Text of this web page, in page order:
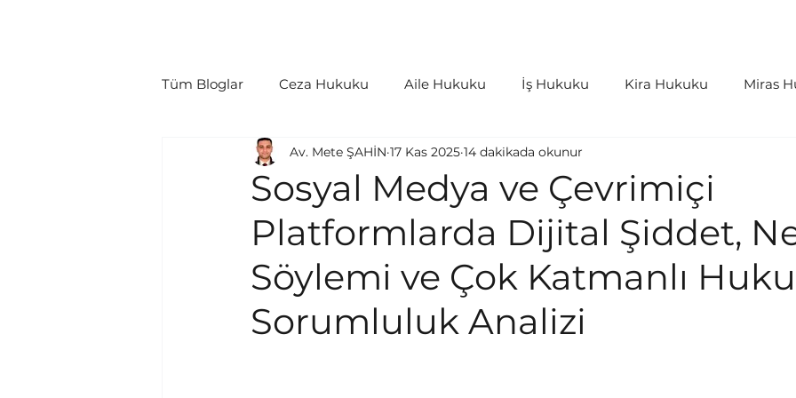
Tüm Bloglar Ceza Hukuku Aile Hukuku İş Hukuku Kira Hukuku Miras
Tüketici Hukuku İcra/İflas Hukuku Kişiler Hukuku
Politikalar Yargılama Giderleri ve Harçlar Tazminat Hukuku
Sosyal Medya ve Çevrimiçi
Platformlarda Dijital Şiddet,
Söylemi ve Çok Katmanlı
Sorumluluk Analizi
Av. Mete ŞAHİN 17 Kas 2025 14 dakikada okunur